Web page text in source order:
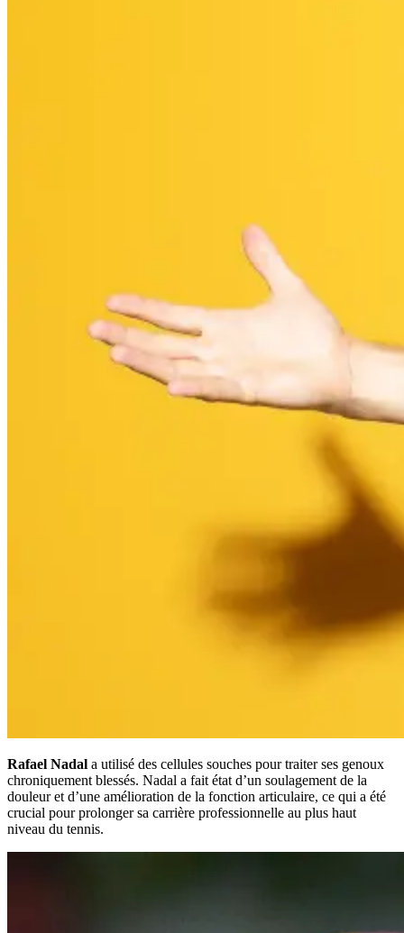
Rafael Nadal a utilisé des cellules souches pour traiter ses genoux
chroniquement blessés. Nadal a fait état d’un soulagement de la
douleur et d’une amélioration de la fonction articulaire, ce qui a été
crucial pour prolonger sa carrière professionnelle au plus haut
niveau du tennis.